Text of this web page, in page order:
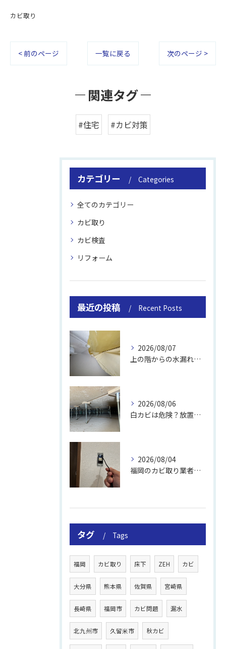
カビ取り
< 前のページ 一覧に戻る 次のページ >
関連タグ
#住宅 #カビ対策
カテゴリー Categories
全てのカテゴリー
カビ取り
カビ検査
リフォーム
最近の投稿 Recent Posts
2026/08/07
上の階からの水漏れでカビ｜対処法と業者
2026/08/06
白カビは危険？放置のリスクと取り方
2026/08/04
福岡のカビ取り業者おすすめの選び方と費用
タグ Tags
福岡 カビ取り 床下 ZEH カビ
大分県 熊本県 佐賀県 宮崎県
長崎県 福岡市 カビ問題 漏水
北九州市 久留米市 秋カビ